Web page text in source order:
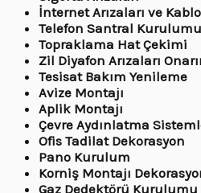
İnternet Arızaları ve
Telefon Santral Kurulumu
Topraklama Hat Çekimi
Zil Diyafon Arızaları
Tesisat Bakım Yenileme
Avize Montajı
Aplik Montajı
Çevre Aydınlatma
Ofis Tadilat Dekorasyon
Pano Kurulum
Korniş Montajı
Gaz Dedektörü Kurulumu